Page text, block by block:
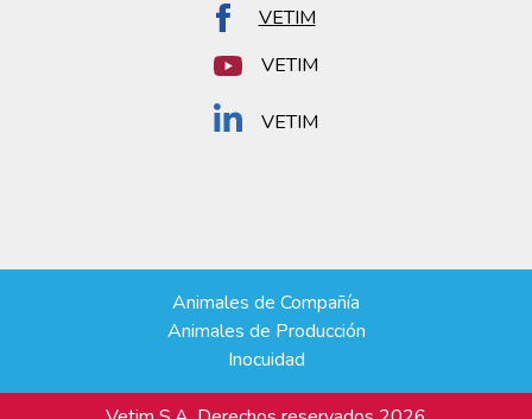
VETIM
VETIM
VETIM
Animales de Compañía
Animales de Producción
Inocuidad